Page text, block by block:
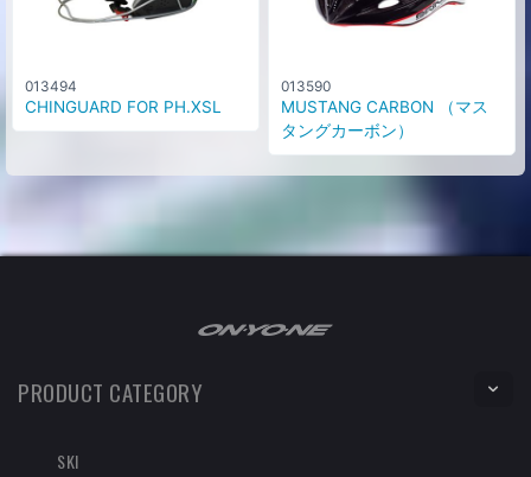
013494
CHINGUARD FOR PH.XSL
013590
MUSTANG CARBON （マス
タングカーボン）
PRODUCT CATEGORY
SKI